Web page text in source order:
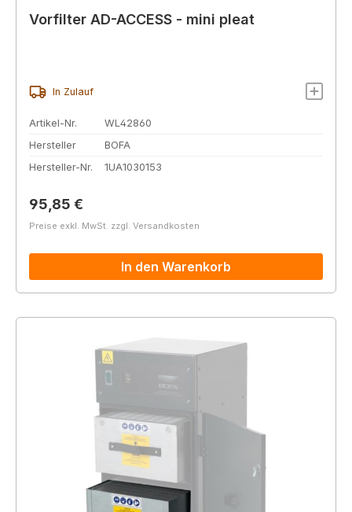
Vorfilter AD-ACCESS - mini pleat
In Zulauf
Artikel-Nr.
WL42860
Hersteller
BOFA
Hersteller-Nr.
1UA1030153
Regulärer Preis:
95,85 €
Preise exkl. MwSt. zzgl. Versandkosten
In den Warenkorb